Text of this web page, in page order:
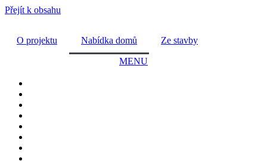
Přejít k obsahu
O projektu Nabídka domů Ze stavby
MENU